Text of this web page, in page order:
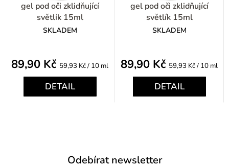
gel pod oči zklidňující
světlík 15ml
SKLADEM
89,90 Kč Měrná
cena:
59,93 Kč / 10 ml
DETAIL
gel pod oči zklidňující
světlík 15ml
SKLADEM
89,90 Kč Měrná
cena:
59,93 Kč / 10 ml
DETAIL
Odebírat newsletter